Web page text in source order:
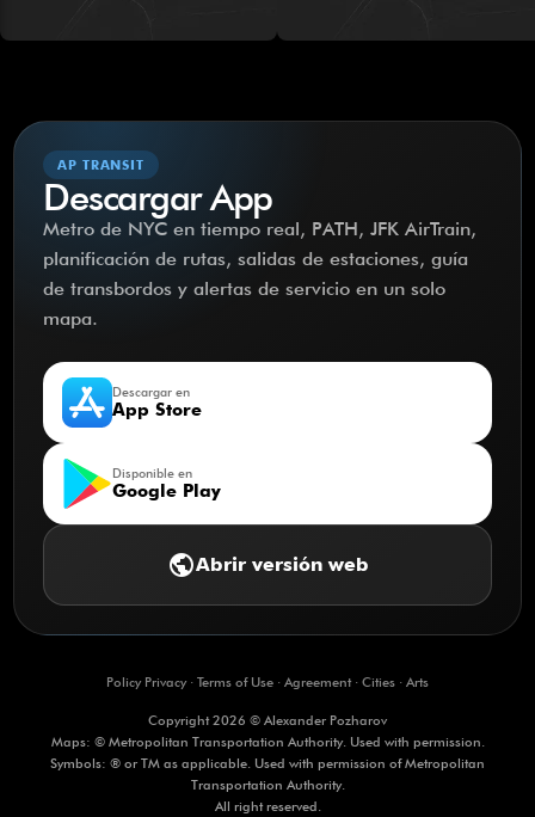
AP TRANSIT
Descargar App
Metro de NYC en tiempo real, PATH, JFK AirTrain,
planificación de rutas, salidas de estaciones, guía
de transbordos y alertas de servicio en un solo
mapa.
Descargar en
App Store
Disponible en
Google Play
publicAbrir versión web
Policy Privacy· Terms of Use · Agreement· Cities · Arts
Copyright 2026 © Alexander Pozharov
Maps: © Metropolitan Transportation Authority. Used with permission.
Symbols: ® or TM as applicable. Used with permission of Metropolitan
Transportation Authority.
All right reserved.